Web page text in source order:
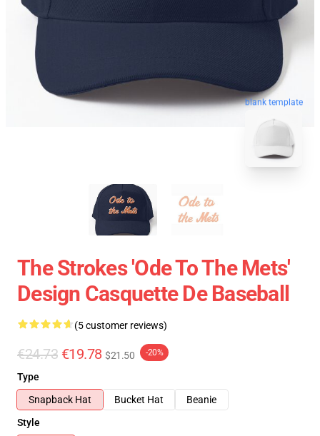
blank template
The Strokes 'Ode To The Mets'
Design Casquette De Baseball
(5 customer reviews)
€24.73 €19.78 $21.50 -20%
Type
Snapback Hat
Bucket Hat
Beanie
Style